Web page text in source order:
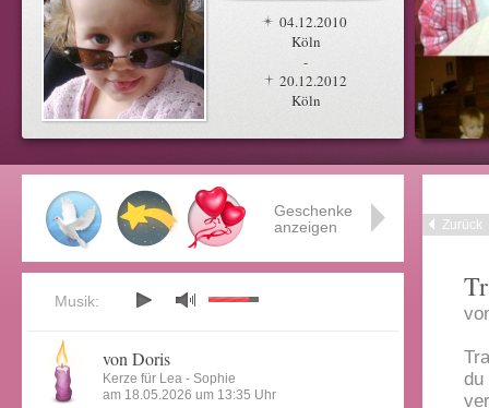
04.12.2010
Köln
-
20.12.2012
Köln
Zurück
du
Geschenke
anzeigen
Musik:
von Doris
Kerze für Lea - Sophie
am 18.05.2026 um 13:35 Uhr